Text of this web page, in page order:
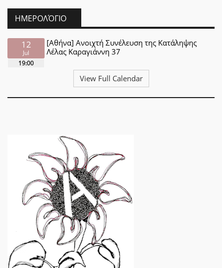
ΗΜΕΡΟΛΌΓΙΟ
12
Jul
19:00
[Αθήνα] Ανοιχτή Συνέλευση της Κατάληψης
Λέλας Καραγιάννη 37
View Full Calendar